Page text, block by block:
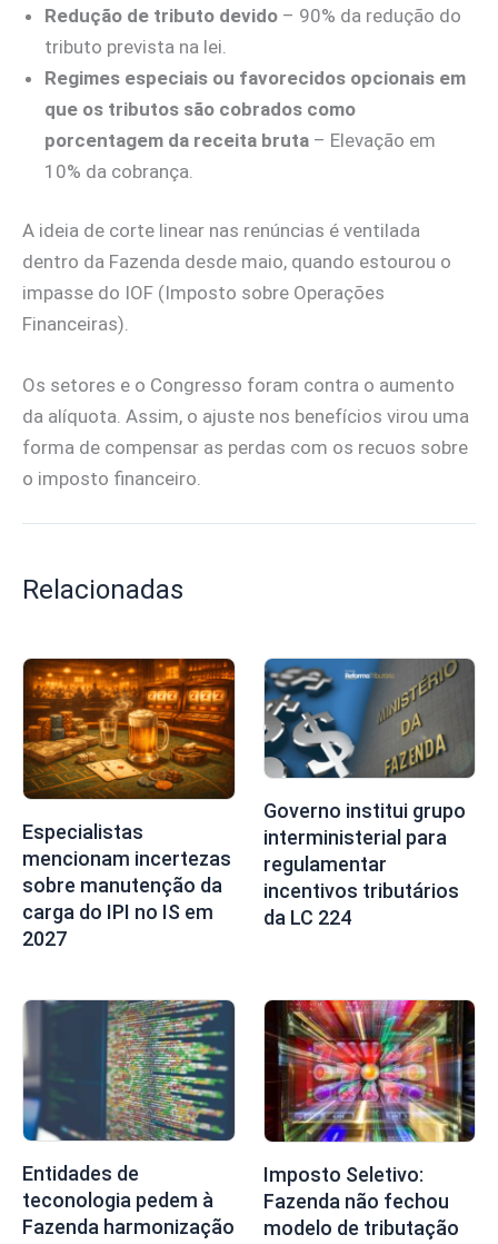
Redução de tributo devido – 90% da redução do
tributo prevista na lei.
Regimes especiais ou favorecidos opcionais em
que os tributos são cobrados como
porcentagem da receita bruta – Elevação em
10% da cobrança.
A ideia de corte linear nas renúncias é ventilada
dentro da Fazenda desde maio, quando estourou o
impasse do IOF (Imposto sobre Operações
Financeiras).
Os setores e o Congresso foram contra o aumento
da alíquota. Assim, o ajuste nos benefícios virou uma
forma de compensar as perdas com os recuos sobre
o imposto financeiro.
Relacionadas
Especialistas
mencionam incertezas
sobre manutenção da
carga do IPI no IS em
2027
Governo institui grupo
interministerial para
regulamentar
incentivos tributários
da LC 224
Entidades de
teconologia pedem à
Fazenda harmonização
Imposto Seletivo:
Fazenda não fechou
modelo de tributação